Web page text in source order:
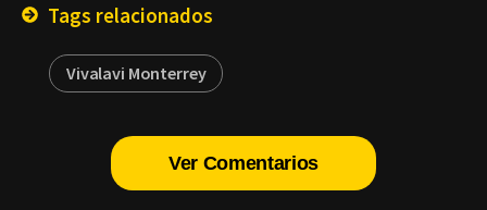
Tags relacionados
Vivalavi Monterrey
Ver Comentarios